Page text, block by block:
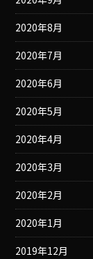
2020年8月
2020年7月
2020年6月
2020年5月
2020年4月
2020年3月
2020年2月
2020年1月
2019年12月